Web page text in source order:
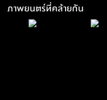
ภาพยนตร์ที่คล้ายกัน